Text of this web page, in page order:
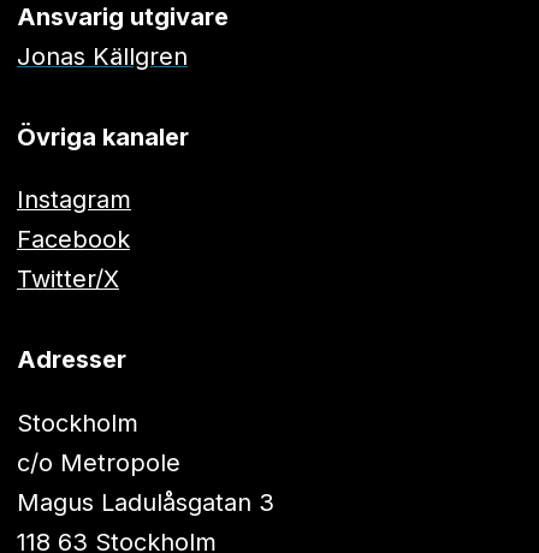
Ansvarig utgivare
Jonas Källgren
Övriga kanaler
Instagram
Facebook
Twitter/X
Adresser
Stockholm
c/o Metropole
Magus Ladulåsgatan 3
118 63 Stockholm